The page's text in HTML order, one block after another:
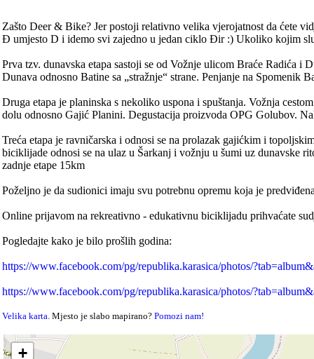
Zašto Deer & Bike? Jer postoji relativno velika vjerojatnost da ćete
Đ umjesto D i idemo svi zajedno u jedan ciklo Đir :) Ukoliko kojim
Prva tzv. dunavska etapa sastoji se od Vožnje ulicom Braće Radića i
Dunava odnosno Batine sa „stražnje“ strane. Penjanje na
Druga etapa je planinska s nekoliko uspona i spuštanja. Vožnja
dolu odnosno Gajić Planini. Degustacija proizvoda OPG Golubov.
Treća etapa je ravničarska i odnosi se na prolazak gajićkim i
biciklijade odnosi se na ulaz u Šarkanj i vožnju u šumi uz dunavske
zadnje etape 15km
Poželjno je da sudionici imaju svu potrebnu opremu koja je
Online prijavom na rekreativno - edukativnu biciklijadu prihvaćate
Pogledajte kako je bilo prošlih godina:
https://www.facebook.com/pg/republika.karasica/photos/
https://www.facebook.com/pg/republika.karasica/photos/
Velika karta . Mjesto je slabo mapirano?Pomozi nam!
+